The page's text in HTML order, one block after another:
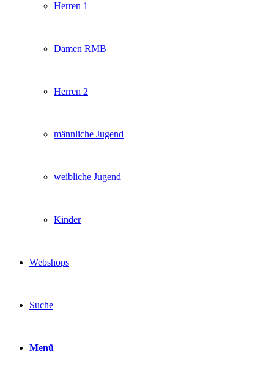
Herren 1
Damen RMB
Herren 2
männliche Jugend
weibliche Jugend
Kinder
Webshops
Suche
Menü